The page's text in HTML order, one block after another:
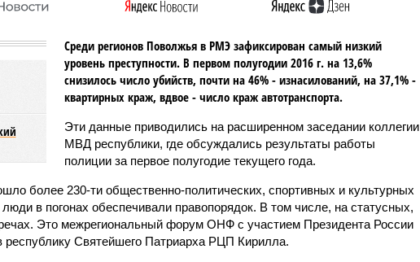
Среди регионов Поволжья в РМЭ зафиксирован самый низкий
уровень преступности. В первом полугодии 2016 г. на 13,6%
снизилось число убийств, почти на 46% - изнасилований, на 37,1% -
квартирных краж, вдвое - число краж автотранспорта.
Эти данные приводились на расширенном заседании коллегии
МВД республики, где обсуждались результаты работы
полиции за первое полугодие текущего года.
более 230-ти общественно-политических, спортивных и культурных
люди в погонах обеспечивали правопорядок. В том числе, на статусных,
Это межрегиональный форум ОНФ с участием Президента России
республику Святейшего Патриарха РЦП Кирилла.